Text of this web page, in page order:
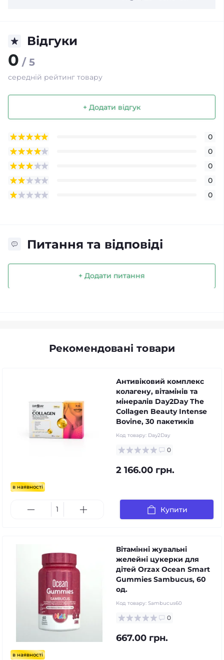
Відгуки
0 / 5
середній рейтинг товару
+ Додати відгук
0
0
0
0
0
Питання та відповіді
+ Додати питання
Рекомендовані товари
в наявності
Антивіковий комплекс
колагену, вітамінів та
мінералів Day2Day The
Collagen Beauty Intense
Bovine, 30 пакетиків
Код товару: Day2Day
0
2 166.00 грн.
Купити
в наявності
Вітамінні жувальні
желейні цукерки для
дітей Orzax Ocean Smart
Gummies Sambucus, 60
од.
Код товару: Sambucus60
0
667.00 грн.